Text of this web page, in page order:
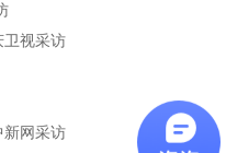
卫视采访
新网采访